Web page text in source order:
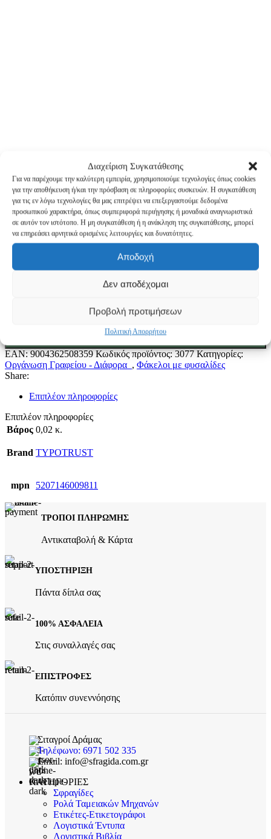
Διαχείριση Συγκατάθεσης
Για να παρέχουμε την καλύτερη εμπειρία, χρησιμοποιούμε τεχνολογίες όπως cookies
για την αποθήκευση ή/και την πρόσβαση σε πληροφορίες συσκευών. Η συγκατάθεση
για τις εν λόγω τεχνολογίες θα μας επιτρέψει να επεξεργαστούμε δεδομένα
προσωπικού χαρακτήρα, όπως συμπεριφορά περιήγησης ή μοναδικά αναγνωριστικά
σε αυτόν τον ιστότοπο. Η μη συγκατάθεση ή η ανάκληση της συγκατάθεσης, μπορεί
να επηρεάσει αρνητικά ορισμένες λειτουργίες και δυνατότητες.
Αποδοχή
Δεν αποδέχομαι
Προβολή προτιμήσεων
Πολιτική Απορρήτου
Κλείσιμο:
Αυτοκόλλητη
Διάσταση Εσωτερική:
22×26.5
Διάσταση Συνολική:
24×27.5
Πωλείται και σε συσκευασίες των 10
τμχ.
Typotrust Φάκελος με Φυσαλίδες 230x340mm 7G-217 ποσότητα
EAN:9004362508359 Κωδικός προϊόντος:3077Κατηγορίες:
Οργάνωση Γραφείου - Διάφορα , Φάκελοι με φυσαλίδες
Share:
Επιπλέον πληροφορίες
Επιπλέον πληροφορίες
Βάρος 0,02 κ.
Brand TYPOTRUST
mpn 5207146009811
ΤΡΟΠΟΙ ΠΛΗΡΩΜΗΣ
Αντικαταβολή & Κάρτα
ΥΠΟΣΤΗΡΙΞΗ
Πάντα δίπλα σας
100% ΑΣΦΑΛΕΙΑ
Στις συναλλαγές σας
ΕΠΙΣΤΡΟΦΕΣ
Κατόπιν συνεννόησης
Σιταγροί Δράμας
Τηλέφωνο: 6971 502 335
Email: info@sfragida.com.gr
ΚΑΤΗΓΟΡΙΕΣ
Σφραγίδες
Ρολά Ταμειακών Μηχανών
Ετικέτες-Ετικετογράφοι
Λογιστικά Έντυπα
Λογιστικά Βιβλία